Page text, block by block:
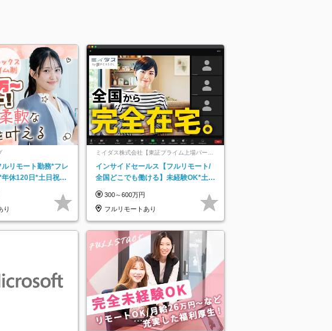
リモート勤務*フレ
年休120日*土日祝休
り
ミイダス株式会社【東証プライム上場パーソ
インサイドセールス【フルリモート/
全国どこでも働ける】未経験OK*土日
300～600万円
フルリモートあり